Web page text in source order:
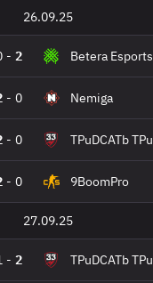
26.09.25
- 2 Betera Esports
- 0 Nemiga
- 0 TPuDCATb TPu
- 0 9BoomPro
27.09.25
- 2 TPuDCATb TPu